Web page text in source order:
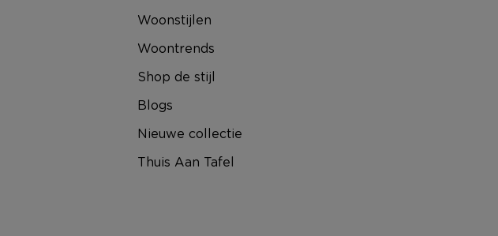
Woonstijlen
Woontrends
Shop de stijl
Blogs
Nieuwe collectie
Thuis Aan Tafel